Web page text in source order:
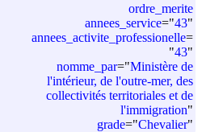
ordre_merite
annees_service="43"
annees_activite_professionelle=
"43"
nomme_par="Ministère de
l'intérieur, de l'outre-mer, des
collectivités territoriales et de
l'immigration"
grade="Chevalier"